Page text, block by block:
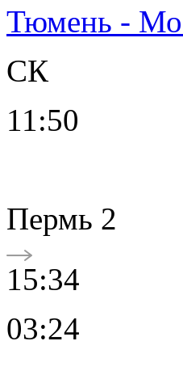
Тюмень -
СК
11:50
Пермь 2
15:34
03:24